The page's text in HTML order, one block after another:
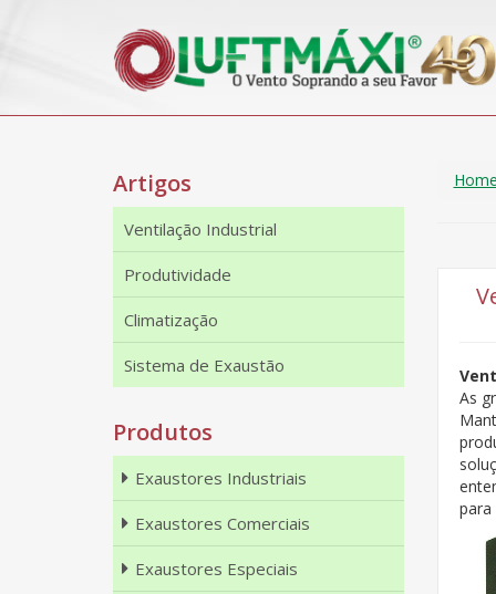
Home
As
para
Artigos
Ventilação Industrial
Produtividade
Climatização
Sistema de Exaustão
Produtos
Exaustores Industriais
Exaustores Comerciais
Exaustores Especiais